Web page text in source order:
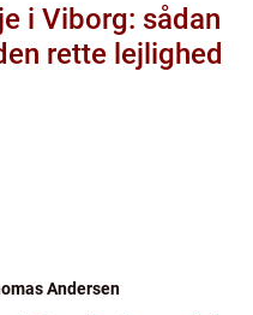
i Viborg: sådan
rette lejlighed
Andersen